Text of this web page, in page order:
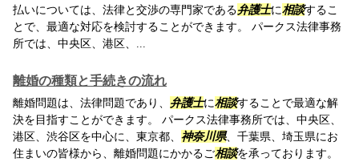
払いについては、法律と交渉の専門家である弁護士に相談するこ
とで、最適な対応を検討することができます。 パークス法律事務
所では、中央区、港区、...
離婚の種類と手続きの流れ
離婚問題は、法律問題であり、 弁護士に相談することで最適な解
決を目指すことができます。 パークス法律事務所では、中央区、
港区、渋谷区を中心に、東京都、 神奈川県、千葉県、埼玉県にお
住まいの皆様から、離婚問題にかかるご相談を承っております。